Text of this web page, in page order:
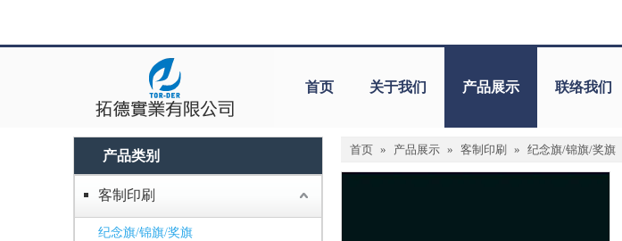
首页 关于我们 产品展示 联络我们
产品类别
客制印刷
纪念旗/锦旗/奖旗
首页 » 产品展示 » 客制印刷 » 纪念旗/锦旗/奖旗